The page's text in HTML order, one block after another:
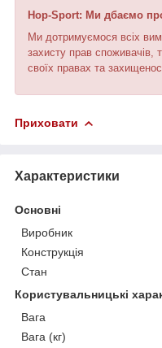
Hop-Sport: Ми дбаємо
Ми дотримуємося всіх
захисту прав
своїх правах та
Приховати
Характеристики
Основні
Виробник
Конструкція
Стан
Користувальницькі
Вага
Вага (кг)